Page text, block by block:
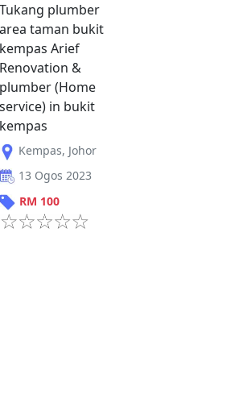
Tukang plumber
area taman bukit
kempas Arief
Renovation &
plumber (Home
service) in bukit
kempas
Kempas, Johor
13 Ogos 2023
RM 100